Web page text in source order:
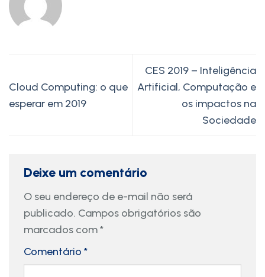
Cloud Computing: o que
esperar em 2019
CES 2019 – Inteligência
Artificial, Computação e
os impactos na
Sociedade
Deixe um comentário
O seu endereço de e-mail não será
publicado. Campos obrigatórios são
marcados com*
Comentário *